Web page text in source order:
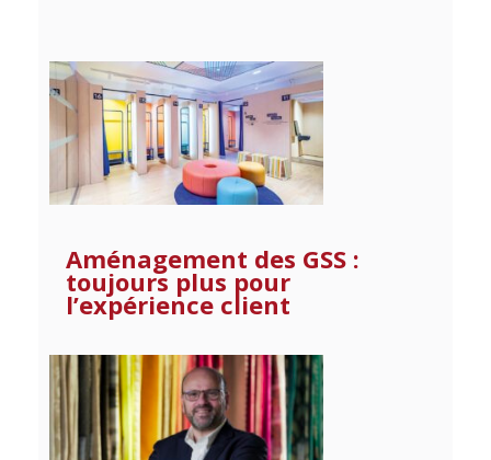
Aménagement des GSS :
toujours plus pour
l’expérience client